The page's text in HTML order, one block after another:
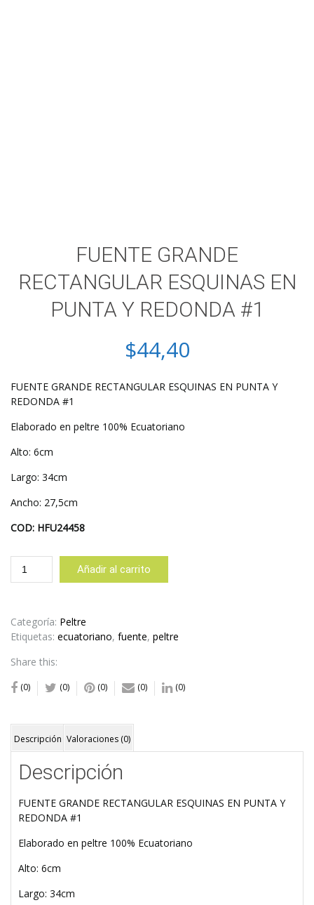
FUENTE GRANDE
RECTANGULAR ESQUINAS EN
PUNTA Y REDONDA #1
$44,40
FUENTE GRANDE RECTANGULAR ESQUINAS EN PUNTA Y
REDONDA #1
Elaborado en peltre 100% Ecuatoriano
Alto: 6cm
Largo: 34cm
Ancho: 27,5cm
COD: HFU24458
FUENTE
GRANDE
EN
PUNTA
REDONDA
#1
cantidad
Añadir al carrito
Categoría: Peltre
Etiquetas: ecuatoriano, fuente, peltre
Share this:
(0) (0) (0) (0) (0)
Descripción Valoraciones (0)
Descripción
FUENTE GRANDE RECTANGULAR ESQUINAS EN PUNTA Y
REDONDA #1
Elaborado en peltre 100% Ecuatoriano
Alto: 6cm
Largo: 34cm